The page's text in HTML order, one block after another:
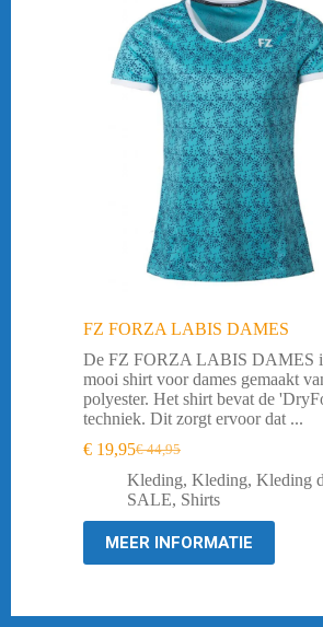
FZ FORZA LABIS DAMES
De FZ FORZA LABIS DAMES
mooi shirt voor dames gemaakt
polyester. Het shirt bevat de
techniek. Dit zorgt ervoor dat ...
€44,95
Oorspronkelijke
prijs
was:
€ 44,95.
€ 19,95Huidige
prijs
is:
€ 19,95.
Kleding, Kleding, Kleding
SALE, Shirts
MEER INFORMATIE